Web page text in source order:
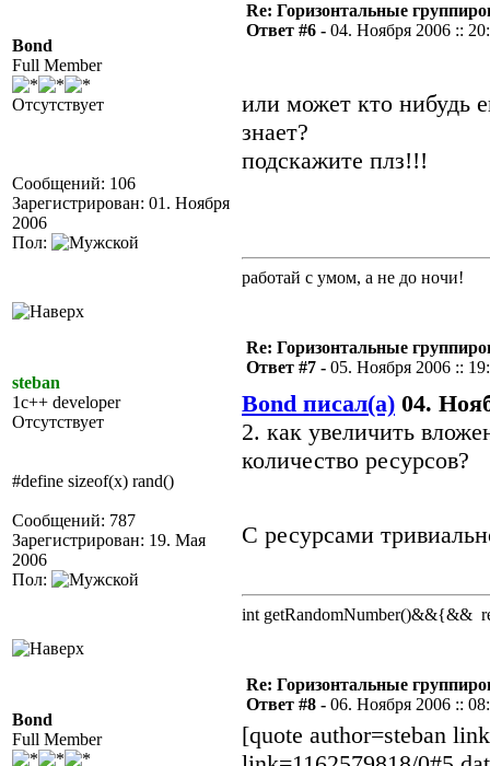
Bond
Full Member
Отсутствует
Сообщений: 106
Зарегистрирован: 01. Ноября
2006
Пол:
Re: Горизонтальные
Ответ #6 - 04. Ноября 2006 ::
или может кто нибудь
знает?
подскажите плз!!!
работай с умом, а не до ночи!
steban
1c++ developer
Отсутствует
#define sizeof(x) rand()
Сообщений: 787
Зарегистрирован: 19. Мая
2006
Пол:
Re: Горизонтальные
Ответ #7 - 05. Ноября 2006 ::
Bond писал(а) 04.
2. как увеличить
количество ресурсов?
С ресурсами
int getRandomNumber()&&{&&
Bond
Full Member
Re: Горизонтальные
Ответ #8 - 06. Ноября 2006 ::
[quote author=steban